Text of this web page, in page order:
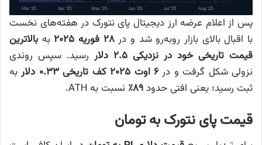
پس از اعلام عرضه ارز دیجیتال پای نتورک در هفته‌های نخست
با اقبال بالای بازار روبه‌رو شد و در۲۸ فوریه ۲۰۲۵ به بالاترین
قیمت تاریخی خود در نزدیکی ۲.۵ دلار
رسید. سپس روندی
نزولی شکل گرفت و در۶ اوت ۲۰۲۵ کف تاریخی ۰.۳۳ دلار
به
ثبت رسید؛ یعنی افتی حدود۸۹٪ نسبت به ATH.
قیمت پای نتورک به تومان